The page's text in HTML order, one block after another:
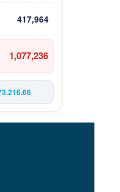
417,964
1,077,236